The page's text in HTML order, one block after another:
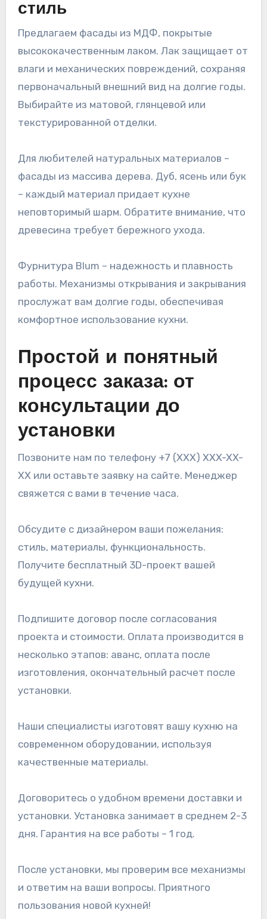
стиль
Предлагаем фасады из МДФ, покрытые
высококачественным лаком. Лак защищает от
влаги и механических повреждений, сохраняя
первоначальный внешний вид на долгие годы.
Выбирайте из матовой, глянцевой или
текстурированной отделки.
Для любителей натуральных материалов –
фасады из массива дерева. Дуб, ясень или бук
– каждый материал придает кухне
неповторимый шарм. Обратите внимание, что
древесина требует бережного ухода.
Фурнитура Blum – надежность и плавность
работы. Механизмы открывания и закрывания
прослужат вам долгие годы, обеспечивая
комфортное использование кухни.
Простой и понятный
процесс заказа: от
консультации до
установки
Позвоните нам по телефону +7 (XXX) XXX-XX-
XX или оставьте заявку на сайте. Менеджер
свяжется с вами в течение часа.
Обсудите с дизайнером ваши пожелания:
стиль, материалы, функциональность.
Получите бесплатный 3D-проект вашей
будущей кухни.
Подпишите договор после согласования
проекта и стоимости. Оплата производится в
несколько этапов: аванс, оплата после
изготовления, окончательный расчет после
установки.
Наши специалисты изготовят вашу кухню на
современном оборудовании, используя
качественные материалы.
Договоритесь о удобном времени доставки и
установки. Установка занимает в среднем 2-3
дня. Гарантия на все работы – 1 год.
После установки, мы проверим все механизмы
и ответим на ваши вопросы. Приятного
пользования новой кухней!